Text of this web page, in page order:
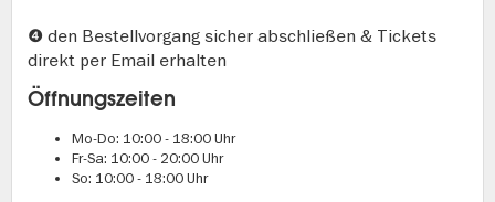
❹ den Bestellvorgang sicher abschließen & Tickets
direkt per Email erhalten
Öffnungszeiten
Mo-Do: 10:00 - 18:00 Uhr
Fr-Sa: 10:00 - 20:00 Uhr
So: 10:00 - 18:00 Uhr